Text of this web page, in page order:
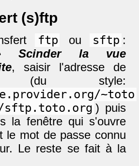
(s)ftp
ftp ou sftp :
Scinder la vue
, saisir l'adresse de
(du style:
~toto
) puis
la fenêtre qui s'ouvre
le mot de passe connu
Le reste se fait à la